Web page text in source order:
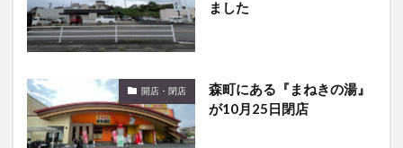
ました
開店・閉店
森町にある『まねきの湯』
が10月25日閉店